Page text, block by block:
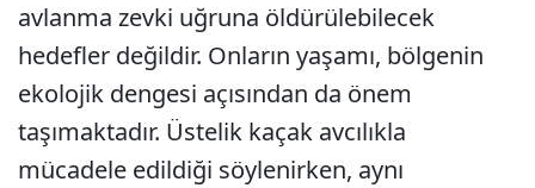
avlanma zevki uğruna öldürülebilecek
hedefler değildir. Onların yaşamı, bölgenin
ekolojik dengesi açısından da önem
taşımaktadır. Üstelik kaçak avcılıkla
mücadele edildiği söylenirken, aynı